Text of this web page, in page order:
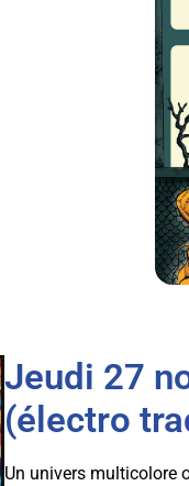
Jeudi 27
(électro
Un univers multicolore